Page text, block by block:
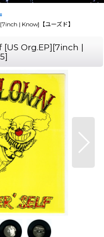
| Know]【ユーズド】
Org.EP][7inch |
]